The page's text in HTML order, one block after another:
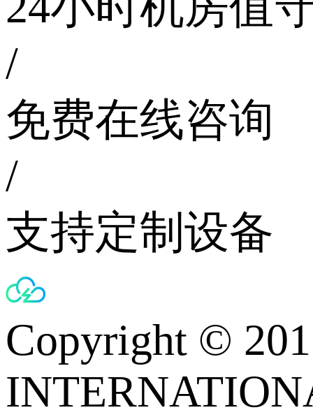
/
免费在线咨询
/
支持定制设备
Copyright ©